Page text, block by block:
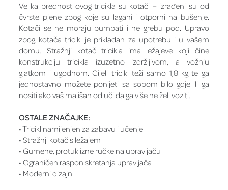
Velika prednost ovog tricikla su kotači – izrađeni su od
čvrste pjene zbog koje su lagani i otporni na bušenje.
Kotači se ne moraju pumpati i ne grebu pod. Upravo
zbog kotača tricikl je prikladan za upotrebu i u vašem
domu. Stražnji kotač tricikla ima ležajeve koji čine
konstrukciju tricikla izuzetno izdržljivom, a vožnju
glatkom i ugodnom. Cijeli tricikl teži samo 1,8 kg te ga
jednostavno možete ponijeti sa sobom bilo gdje ili ga
nositi ako vaš mališan odluči da ga više ne želi voziti.
OSTALE ZNAČAJKE:
• Tricikl namijenjen za zabavu i učenje
• Stražnji kotač s ležajem
• Gumene, protuklizne ručke na upravljaču
• Ograničen raspon skretanja upravljača
• Moderni dizajn